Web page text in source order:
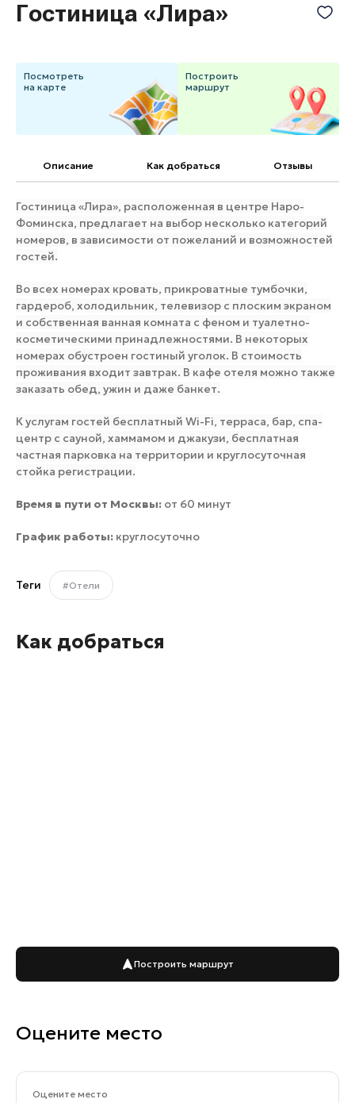
Банные комплексы
Спецпроекты
Федоскинская фабрика
Пикник в Подмосковье
Золотое кольцо России
Войти
Инвесторам
Особо охраняемые
природные территории
Гостиница «Лира»
Посмотреть
на карте
Построить
маршрут
Описание Как добраться Отзывы
Гостиница «Лира», расположенная в центре Наро-
Фоминска, предлагает на выбор несколько категорий
номеров, в зависимости от пожеланий и возможностей
гостей.
Во всех номерах кровать, прикроватные тумбочки,
гардероб, холодильник, телевизор с плоским экраном
и собственная ванная комната с феном и туалетно-
косметическими принадлежностями. В некоторых
номерах обустроен гостиный уголок. В стоимость
проживания входит завтрак. В кафе отеля можно также
заказать обед, ужин и даже банкет.
К услугам гостей бесплатный Wi-Fi, терраса, бар, спа-
центр с сауной, хаммамом и джакузи, бесплатная
частная парковка на территории и круглосуточная
стойка регистрации.
Время в пути от Москвы: от 60 минут
График работы: круглосуточно
Теги #Отели
Как добраться
Построить маршрут
Оцените место
Оцените место